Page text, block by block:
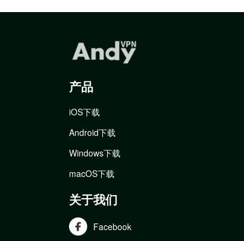
产品
iOS下载
Android下载
Windows下载
macOS下载
关于我们
Facebook